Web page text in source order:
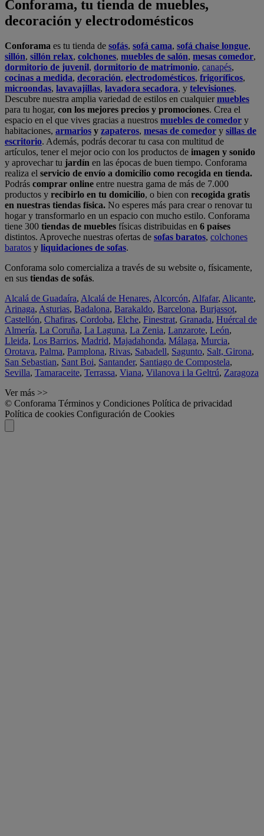
Conforama, tu tienda de muebles,
decoración y electrodomésticos
Conforama es tu tienda de sofás, sofá cama, sofá chaise longue,
sillón, sillón relax, colchones, muebles de salón, mesas comedor,
dormitorio de juvenil, dormitorio de matrimonio, canapés,
cocinas a medida, decoración, electrodomésticos, frigoríficos,
microondas, lavavajillas, lavadora secadora, y televisiones.
Descubre nuestra amplia variedad de estilos en cualquiermuebles
para tu hogar, con los mejores precios y promociones. Crea el
espacio en el que vives gracias a nuestros muebles de comedor y
habitaciones, armarios y zapateros, mesas de comedor y sillas de
escritorio. Además, podrás decorar tu casa con multitud de
artículos, tener el mejor ocio con los productos de imagen y sonido
y aprovechar tu jardín en las épocas de buen tiempo. Conforama
realiza el servicio de envío a domicilio como recogida en tienda.
Podrás comprar online entre nuestra gama de más de 7.000
productos y recibirlo en tu domicilio, o bien con recogida gratis
en nuestras tiendas física. No esperes más para crear o renovar tu
hogar y transformarlo en un espacio con mucho estilo. Conforama
tiene 300 tiendas de muebles físicas distribuidas en 6 países
distintos. Aproveche nuestras ofertas de sofas baratos, colchones
baratos y liquidaciones de sofas.
Conforama solo comercializa a través de su website o, físicamente,
en sus tiendas de sofás.
Alcalá de Guadaíra, Alcalá de Henares, Alcorcón, Alfafar, Alicante,
Arinaga, Asturias, Badalona, Barakaldo, Barcelona, Burjassot,
Castellón, Chafiras, Cordoba, Elche, Finestrat, Granada, Huércal de
Almería, La Coruña, La Laguna, La Zenia, Lanzarote, León,
Lleida, Los Barrios, Madrid, Majadahonda, Málaga, Murcia,
Orotava, Palma, Pamplona, Rivas, Sabadell, Sagunto, Salt, Girona,
San Sebastian, Sant Boi, Santander, Santiago de Compostela,
Sevilla, Tamaraceite, Terrassa, Viana, Vilanova i la Geltrú, Zaragoza
Ver más >>
© Conforama Términos y Condiciones Política de privacidad
Política de cookies Configuración de Cookies